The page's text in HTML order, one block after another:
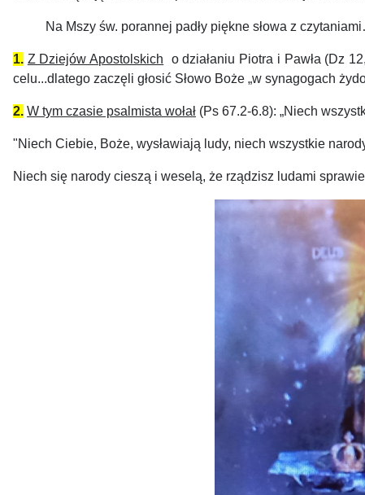
Na Mszy św. porannej padły piękne słowa z
1. Z Dziejów Apostolskich o działaniu Piotra i Pawła (Dz
celu...dlatego zaczęli głosić Słowo Boże „w synagogach
2. W tym czasie psalmista wołał (Ps 67.2-6.8): „Niech
"Niech Ciebie, Boże, wysławiają ludy, niech wszystkie
Niech się narody cieszą i weselą, że rządzisz ludami